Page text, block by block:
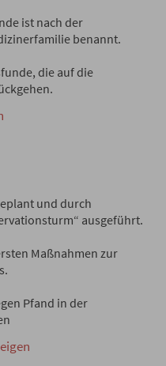
ist nach der
benannt.
die auf die
und durch
ausgeführt.
Maßnahmen zur
Pfand in der